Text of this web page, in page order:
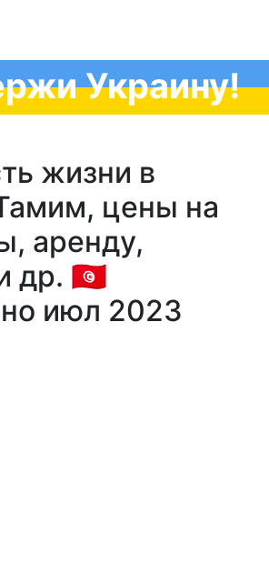
Украину!
жизни в
цены на
аренду,
др. 🇹🇳
июл 2023